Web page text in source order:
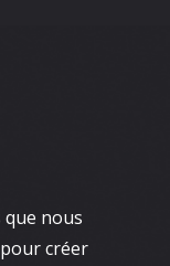
que nous
créer